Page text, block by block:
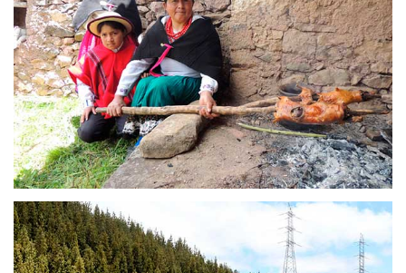
MANCOMUNIDAD CAÑARI